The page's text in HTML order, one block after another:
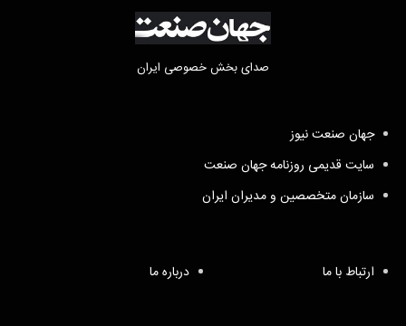
صدای بخش خصوصی ایران
جهان صنعت نیوز
سایت قدیمی روزنامه جهان صنعت
سازمان متخصصین و مدیران ایران
ارتباط با ما درباره ما